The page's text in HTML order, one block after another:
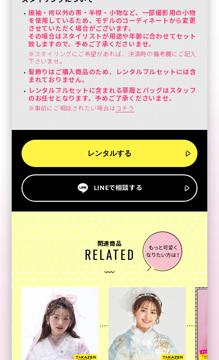
振袖・袴以外の帯・半襟・小物など、一部撮影用の小物
を使用しているため、モデルのコーディネートから変更
させていただく場合がございます。
その場合はスタイリストが用途や年齢に合わせてセット
致しますので、予めご了承くださいませ。
※スタイリングにご希望があれば、決済時の備考欄にご記入
下さいませ。
髪飾りはご購入商品のため、レンタルフルセットには含
まれておりません。
レンタルフルセットに含まれる草履とバッグはスタッフ
のお任せとなります。予めご了承くださいませ。
※事前にご相談されたい場合はコチラ
レンタルする
LINEで相談する
関連商品
RELATED